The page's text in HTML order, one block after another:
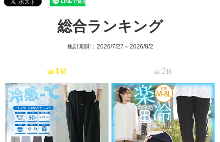
総合ランキング
集計期間：2026/7/27～2026/8/2